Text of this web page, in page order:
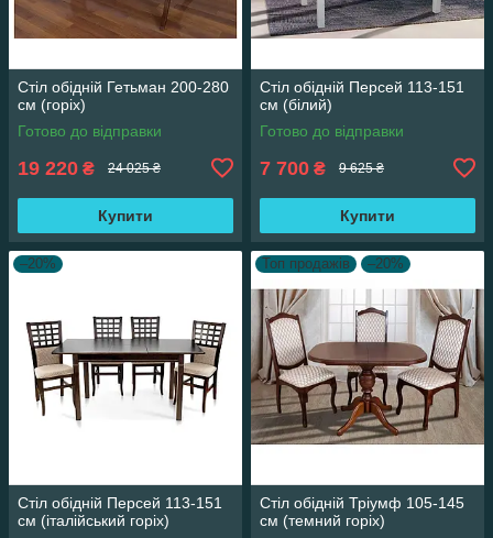
Стіл обідній Гетьман 200-280
см (горіх)
Готово до відправки
19 220 ₴ 24 025 ₴
Купити
Стіл обідній Персей 113-151
см (білий)
Готово до відправки
7 700 ₴ 9 625 ₴
Купити
–20%
Стіл обідній Персей 113-151
см (італійський горіх)
Топ продажів –20%
Стіл обідній Тріумф 105-145
см (темний горіх)